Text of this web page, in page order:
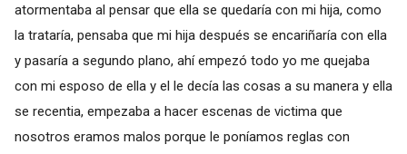
atormentaba al pensar que ella se quedaría con mi hija, como
la trataría, pensaba que mi hija después se encariñaría con ella
y pasaría a segundo plano, ahí empezó todo yo me quejaba
con mi esposo de ella y el le decía las cosas a su manera y ella
se recentia, empezaba a hacer escenas de victima que
nosotros eramos malos porque le poníamos reglas con